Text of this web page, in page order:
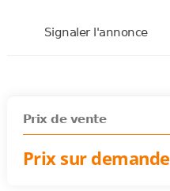
Signaler l'annonce
Prix de vente
Prix sur demande